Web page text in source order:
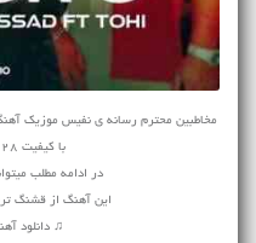
مخاطبین محترم رسانه ی نفیس موزیک
با کیفیت 128 و 320 دانلود کنید
در ادامه مطلب
این آهنگ از قشنگ
♫ دانلود